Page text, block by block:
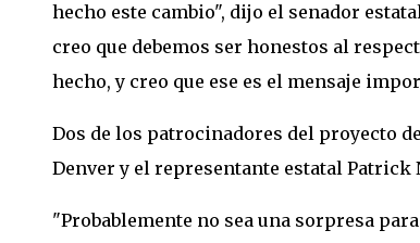
hecho este cambio", dijo el senador
creo que debemos ser honestos al
hecho, y creo que ese es el mensaje
Dos de los patrocinadores del proyecto
Denver y el representante estatal Patrick
"Probablemente no sea una sorpresa